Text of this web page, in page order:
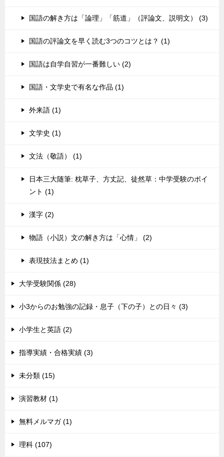
国語の解き方は「論理」「筋道」（評論文、説明文） (3)
国語の評論文を早く読む3つのコツとは？ (1)
国語は自学自習が一番難しい (2)
国語・文学史で有名な作品 (1)
外来語 (1)
文学史 (1)
文法（敬語） (1)
日本三大随筆: 枕草子、方丈記、徒然草：中学受験のポイ
ント (1)
漢字 (2)
物語（小説）文の解き方は「心情」 (2)
表現技法まとめ (1)
大学受験関係 (28)
小3からのお勉強の記録・息子（下の子）との日々 (3)
小学生と英語 (2)
指導実績・合格実績 (3)
未分類 (15)
演習教材 (1)
無料メルマガ (1)
理科 (107)